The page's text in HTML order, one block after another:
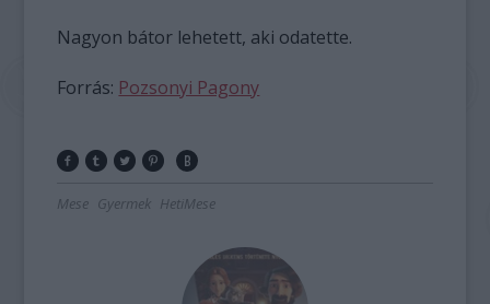
Nagyon bátor lehetett, aki odatette.
Forrás: Pozsonyi Pagony
Mese Gyermek HetiMese